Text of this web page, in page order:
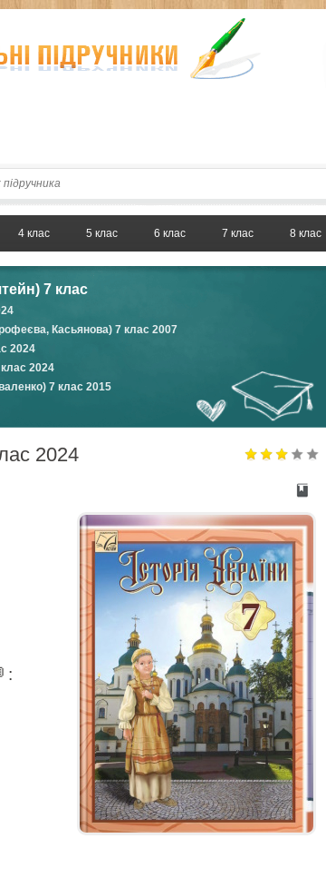
4 клас 5 клас 6 клас 7 клас 8 клас
7 клас
Касьянова) 7 клас 2007
2024
2024
7 клас 2015
2024